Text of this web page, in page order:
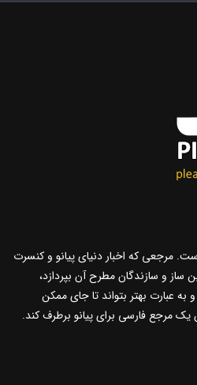
مرجعی که اخبار دنیای پیانو و کنسرت
و سازندگان مطرح آن بپردازد،
عبارت بهتر بتواند تا جای ممکن
یک مرجع فارسی برای پیانو برطرف کند.